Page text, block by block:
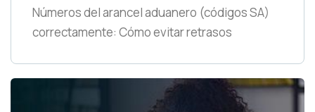
Números del arancel aduanero (códigos SA)
correctamente: Cómo evitar retrasos